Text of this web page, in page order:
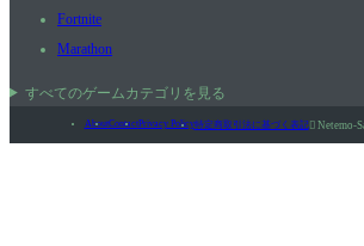
Fortnite
Marathon
すべてのゲームカテゴリを見る
AboutContactPrivacy Policy特定商取引法に基づく表記 Netemo-